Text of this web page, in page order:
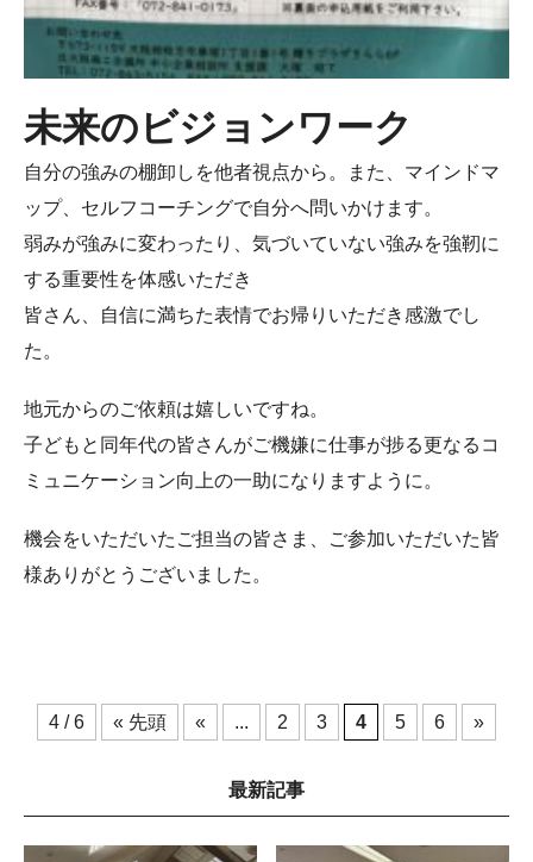
未来のビジョンワーク
自分の強みの棚卸しを他者視点から。また、マインドマ
ップ、セルフコーチングで自分へ問いかけます。
弱みが強みに変わったり、気づいていない強みを強靭に
する重要性を体感いただき
皆さん、自信に満ちた表情でお帰りいただき感激でし
た。
地元からのご依頼は嬉しいですね。
子どもと同年代の皆さんがご機嫌に仕事が捗る更なるコ
ミュニケーション向上の一助になりますように。
機会をいただいたご担当の皆さま、ご参加いただいた皆
様ありがとうございました。
4 / 6 « 先頭 « ... 2 3 4 5 6 »
最新記事